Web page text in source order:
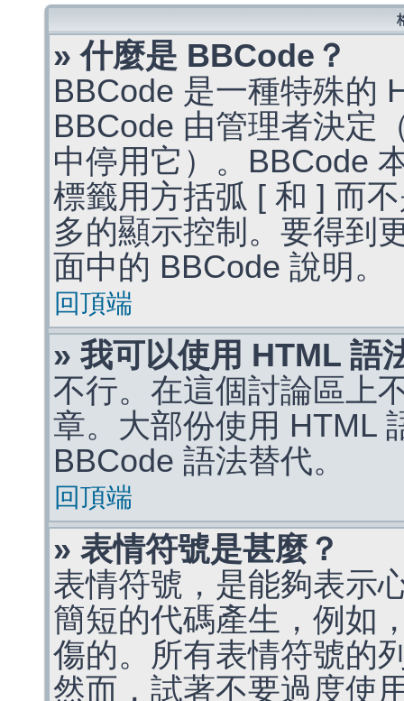
» 什麼是 BBCode？
BBCode 是一種特殊的
BBCode 由管理者決定
中停用它）。BBCode
標籤用方括弧 [ 和 ] 而
多的顯示控制。要得到
面中的 BBCode 說明。
回頂端
» 我可以使用 HTML 語
不行。在這個討論區上
章。大部份使用 HTML
BBCode 語法替代。
回頂端
» 表情符號是甚麼？
表情符號，是能夠表示
簡短的代碼產生，例如
傷的。所有表情符號的
然而，試著不要過度使